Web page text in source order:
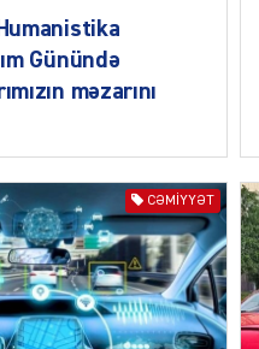
Günündə
məzarını
CƏMIYYƏT